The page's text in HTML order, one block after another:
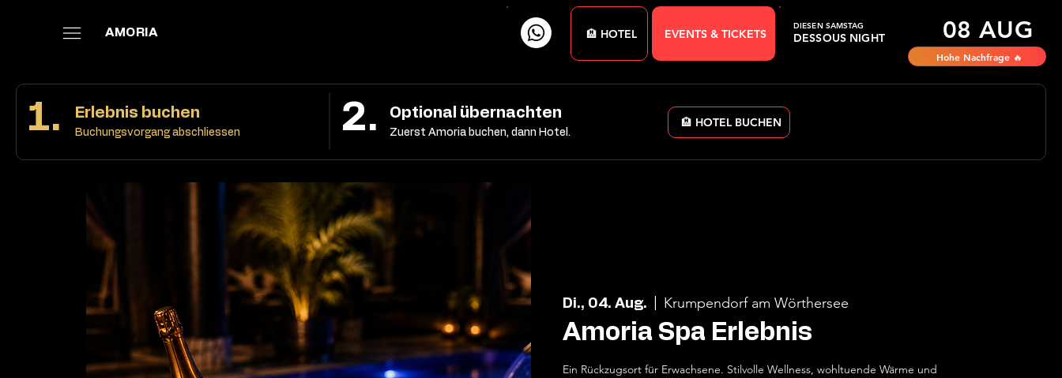
🏨 HOTEL EVENTS & TICKETS DESSOUS NIGHT 08 AUG
DIESEN SAMSTAG
Hohe Nachfrage 🔥
AMORIA
1. Erlebnis buchen
Buchungsvorgang abschliessen 2. Optional übernachten
Zuerst Amoria buchen, dann Hotel.
🏨 HOTEL BUCHEN
Di., 04. Aug. Krumpendorf am Wörthersee
Amoria Spa Erlebnis
Ein Rückzugsort für Erwachsene. Stilvolle Wellness, wohltuende Wärme und